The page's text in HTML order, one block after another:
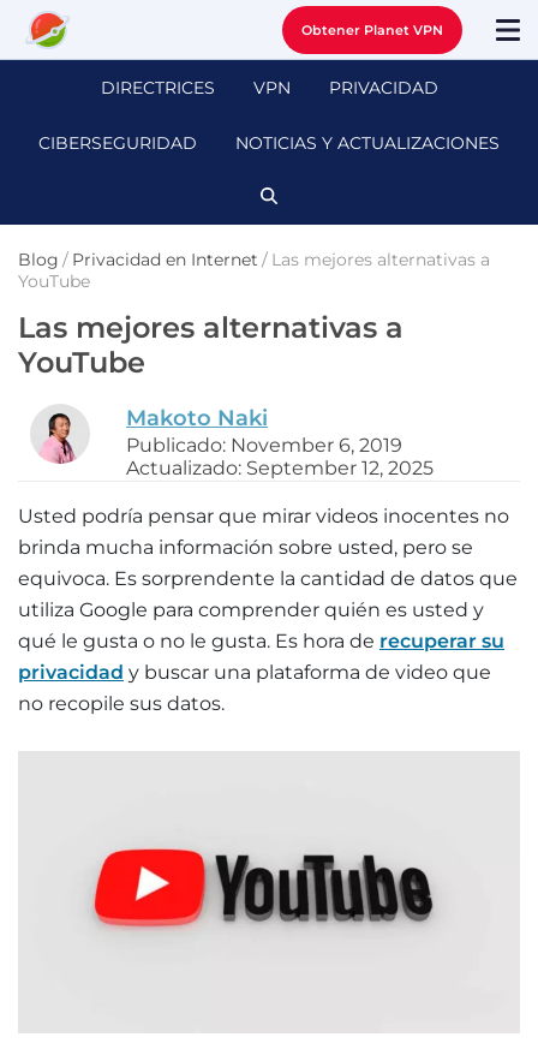
Obtener Planet VPN
DIRECTRICES VPN PRIVACIDAD
CIBERSEGURIDAD NOTICIAS Y ACTUALIZACIONES
Blog / Privacidad en Internet / Las mejores alternativas a
YouTube
Las mejores alternativas a
YouTube
Makoto Naki
Publicado: November 6, 2019
Actualizado: September 12, 2025
Usted podría pensar que mirar videos inocentes no
brinda mucha información sobre usted, pero se
equivoca. Es sorprendente la cantidad de datos que
utiliza Google para comprender quién es usted y
qué le gusta o no le gusta. Es hora de recuperar su
privacidad y buscar una plataforma de video que
no recopile sus datos.